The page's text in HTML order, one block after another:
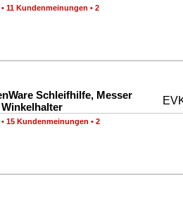
• 11 Kundenmeinungen • 2
Schleifhilfe, Messer
• 15 Kundenmeinungen • 2